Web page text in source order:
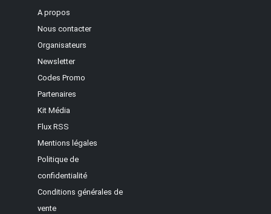
A propos
Nous contacter
Organisateurs
Newsletter
Codes Promo
Partenaires
Kit Média
Flux RSS
Mentions légales
Politique de
confidentialité
Conditions générales de
vente